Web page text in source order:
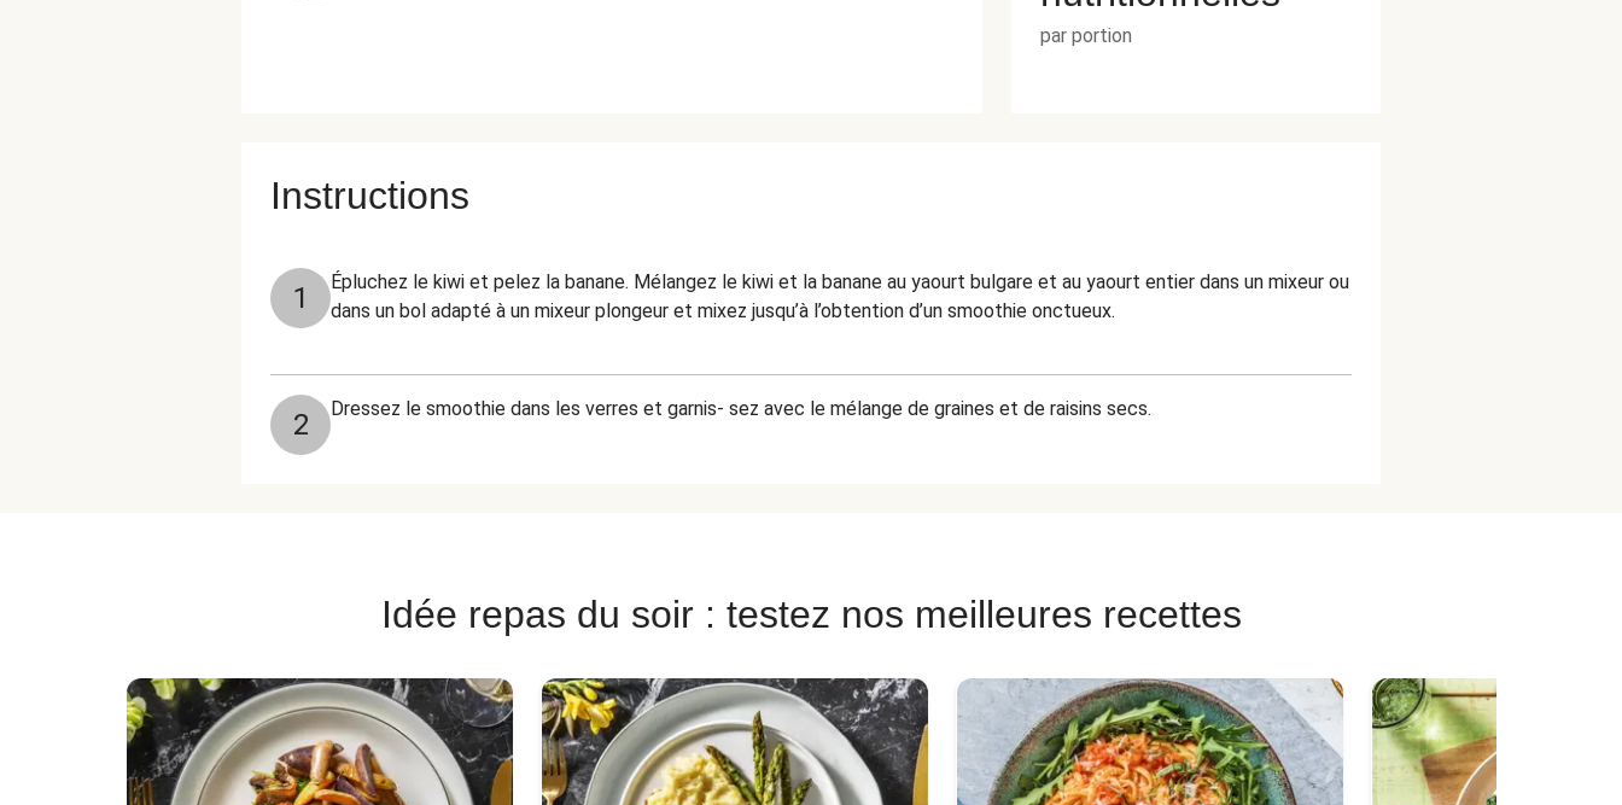
par portion
Instructions
1
Épluchez le kiwi et pelez la banane. Mélangez le kiwi et la banane au yaourt bulgare et au yaourt entier dans un mixeur ou
dans un bol adapté à un mixeur plongeur et mixez jusqu’à l’obtention d’un smoothie onctueux.
2 Dressez le smoothie dans les verres et garnis- sez avec le mélange de graines et de raisins secs.
Idée repas du soir : testez nos meilleures recettes